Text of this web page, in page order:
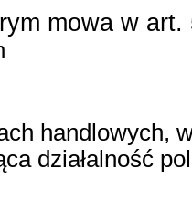
mowa w
handlowych,
działalność